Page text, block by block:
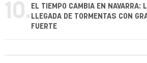
10. EL TIEMPO CAMBIA EN NAVARRA:
LLEGADA DE TORMENTAS CON
FUERTE